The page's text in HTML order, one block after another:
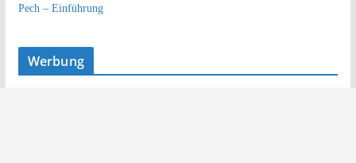
Pech – Einführung
Werbung